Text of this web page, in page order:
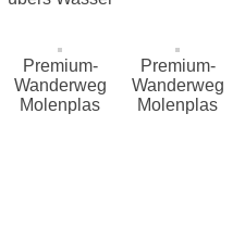
Premium-
Wanderweg
Molenplas
Premium-
Wanderweg
Molenplas